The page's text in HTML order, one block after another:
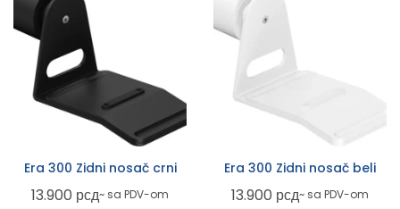
Era 300 Zidni nosač crni
13.900 рсд~ sa PDV-om
Era 300 Zidni nosač beli
13.900 рсд~ sa PDV-om